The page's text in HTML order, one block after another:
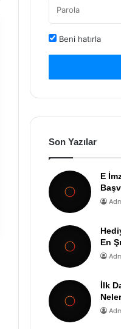
Beni hatırla
Son Yazılar
E
En
İlk